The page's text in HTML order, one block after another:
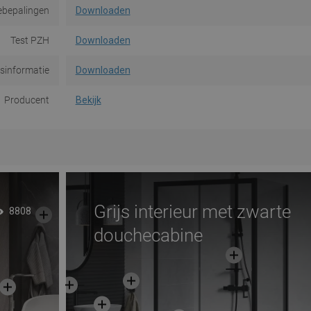
Downloaden
Test PZH Downloaden
Downloaden
Producent Bekijk
8808
Grijs interieur met zwarte
douchecabine